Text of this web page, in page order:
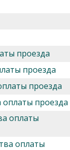
проезда
проезда
проезда
оплаты проезда
оплаты
оплаты